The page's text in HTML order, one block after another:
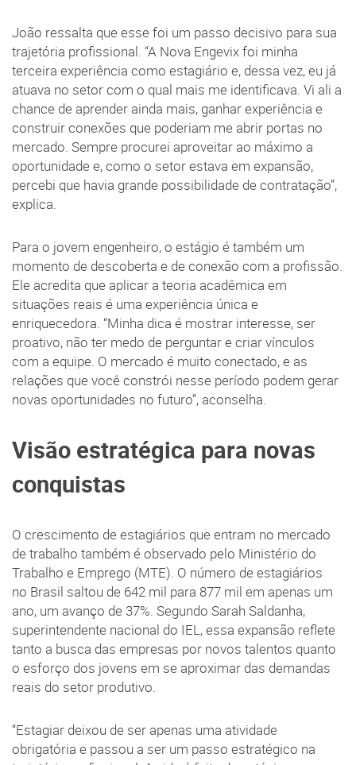
João ressalta que esse foi um passo decisivo para sua
trajetória profissional. “A Nova Engevix foi minha
terceira experiência como estagiário e, dessa vez, eu já
atuava no setor com o qual mais me identificava. Vi ali a
chance de aprender ainda mais, ganhar experiência e
construir conexões que poderiam me abrir portas no
mercado. Sempre procurei aproveitar ao máximo a
oportunidade e, como o setor estava em expansão,
percebi que havia grande possibilidade de contratação”,
explica.
Para o jovem engenheiro, o estágio é também um
momento de descoberta e de conexão com a profissão.
Ele acredita que aplicar a teoria acadêmica em
situações reais é uma experiência única e
enriquecedora. “Minha dica é mostrar interesse, ser
proativo, não ter medo de perguntar e criar vínculos
com a equipe. O mercado é muito conectado, e as
relações que você constrói nesse período podem gerar
novas oportunidades no futuro”, aconselha.
Visão estratégica para novas
conquistas
O crescimento de estagiários que entram no mercado
de trabalho também é observado pelo Ministério do
Trabalho e Emprego (MTE). O número de estagiários
no Brasil saltou de 642 mil para 877 mil em apenas um
ano, um avanço de 37%. Segundo Sarah Saldanha,
superintendente nacional do IEL, essa expansão reflete
tanto a busca das empresas por novos talentos quanto
o esforço dos jovens em se aproximar das demandas
reais do setor produtivo.
“Estagiar deixou de ser apenas uma atividade
obrigatória e passou a ser um passo estratégico na